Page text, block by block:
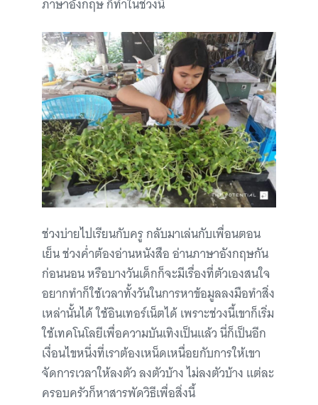
ภาษาอังกฤษ ก็ทำในช่วงนี้
ช่วงบ่ายไปเรียนกับครู กลับมาเล่นกับเพื่อนตอน
เย็น ช่วงค่ำต้องอ่านหนังสือ อ่านภาษาอังกฤษกัน
ก่อนนอน หรือบางวันเด็กก็จะมีเรื่องที่ตัวเองสนใจ
อยากทำก็ใช้เวลาทั้งวันในการหาข้อมูลลงมือทำสิ่ง
เหล่านั้นได้ ใช้อินเทอร์เน็ตได้ เพราะช่วงนี้เขาก็เริ่ม
ใช้เทคโนโลยีเพื่อความบันเทิงเป็นแล้ว นี่ก็เป็นอีก
เงื่อนไขหนึ่งที่เราต้องเหน็ดเหนื่อยกับการให้เขา
จัดการเวลาให้ลงตัว ลงตัวบ้าง ไม่ลงตัวบ้าง แต่ละ
ครอบครัวก็หาสารพัดวิธีเพื่อสิ่งนี้